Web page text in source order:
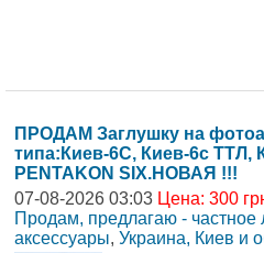
ПРОДАМ Заглушку на
типа:Киев-6С, Киев-6с ТТЛ,
PENTAKON SIX.НОВАЯ !!!
07-08-2026 03:03 Цена: 300
Продам, предлагаю - частное
аксессуары, Украина, Киев и